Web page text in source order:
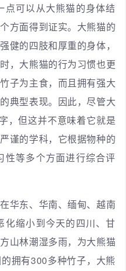
可以从大熊猫的身体结
方面得到证实。大熊猫的
健的四肢和厚重的身体，
，大熊猫的行为习惯也更
子为主食，而且拥有强大
典型表现。因此，尽管大
，但这并不意味着它就是
谨的学科，它根据物种的
性等多个方面进行综合评
华东、华南、缅甸、越南
化缩小到今天的四川、甘
山林潮湿多雨，为大熊猫
拥有300多种竹子，大熊